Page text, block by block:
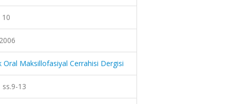
10
2006
Oral Maksillofasiyal Cerrahisi Dergisi
ss.9-13